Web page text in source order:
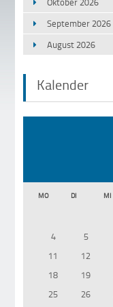
September 2026
August 2026
Kalender
MO DI MI
4
5
11
12
18
19
25
26